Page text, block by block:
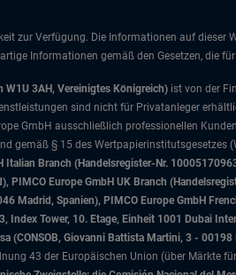
zur Verfügung. Die Informationen auf
Informationen gemäß den Gesetzen, die
W1U 3AH, Vereinigtes Königreich) ist von der
sind nicht für Privatanleger
GmbH ausschließlich professionellen
gemäß § 15 des Wertpapierinstitutsgesetzes
Italian Branch (Handelsregister-Nr.
Europe GmbH UK Branch
Madrid, Spanien), PIMCO Europe GmbH
Index Tower, 10. Etage, Einheit 1001 Dubai
(CONSOB, Giovanni Battista Martini, 3 - 00198
43 der Europäischen Union (über Märkte